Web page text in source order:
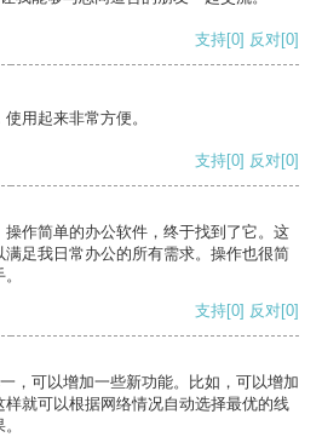
支持[0] 反对[0]
用起来非常方便。
支持[0] 反对[0]
作简单的办公软件，终于找到了它。这
足我日常办公的所有需求。操作也很简
支持[0] 反对[0]
，可以增加一些新功能。比如，可以增加
就可以根据网络情况自动选择最优的线